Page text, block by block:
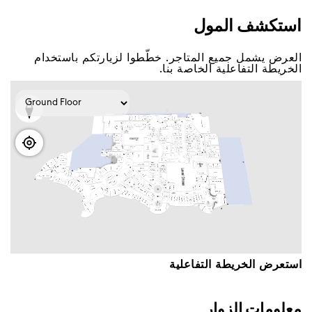
اﺳﺘﻜﺸﻒ اﻟﻤﻮﻝ
اﻟﻌﺮﺽ ﻳﺸﻤﻞ ﺟﻤﻴﻊ اﻟﻤﺘﺎﺟﺮ. ﺧﻄّﻄﻮا ﻟﺰﻳﺎﺭﺗﻜﻢ ﺑﺎﺳﺘﺨﺪاﻡ
اﻟﺨﺮﻳﻄﺔ اﻟﺘﻔﺎﻋﻠﻴﺔ اﻟﺨﺎﺻﺔ ﺑﻨﺎ.
اﺳﺘﻌﺮﺽ اﻟﺨﺮﻳﻄﺔ اﻟﺘﻔﺎﻋﻠﻴﺔ